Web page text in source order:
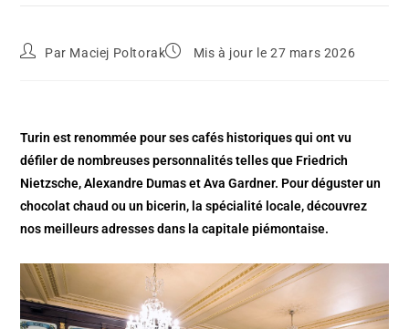
Par Maciej Poltorak Mis à jour le 27 mars 2026
Turin est renommée pour ses cafés historiques qui ont vu
défiler de nombreuses personnalités telles que Friedrich
Nietzsche, Alexandre Dumas et Ava Gardner. Pour déguster un
chocolat chaud ou un bicerin, la spécialité locale, découvrez
nos meilleurs adresses dans la capitale piémontaise.